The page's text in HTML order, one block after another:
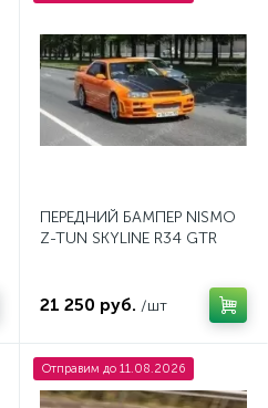
ПЕРЕДНИЙ БАМПЕР NISMO
Z-TUN SKYLINE R34 GTR
21 250 руб. /шт
Отправим до 11.08.2026